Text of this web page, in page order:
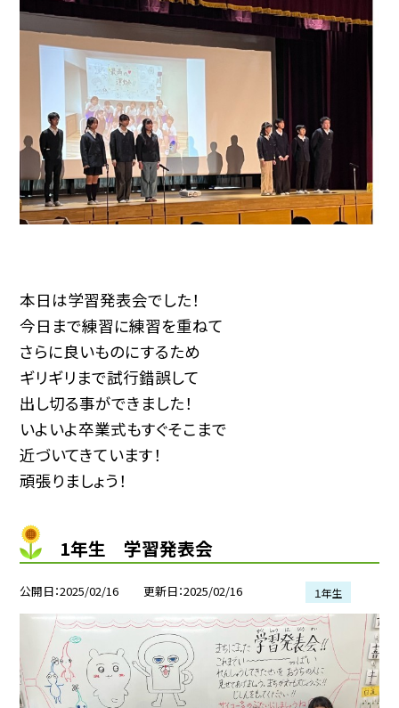
本日は学習発表会でした！
今日まで練習に練習を重ねて
さらに良いものにするため
ギリギリまで試行錯誤して
出し切る事ができました！
いよいよ卒業式もすぐそこまで
近づいてきています！
頑張りましょう！
1年生 学習発表会
公開日 2025/02/16 更新日 2025/02/16 １年生